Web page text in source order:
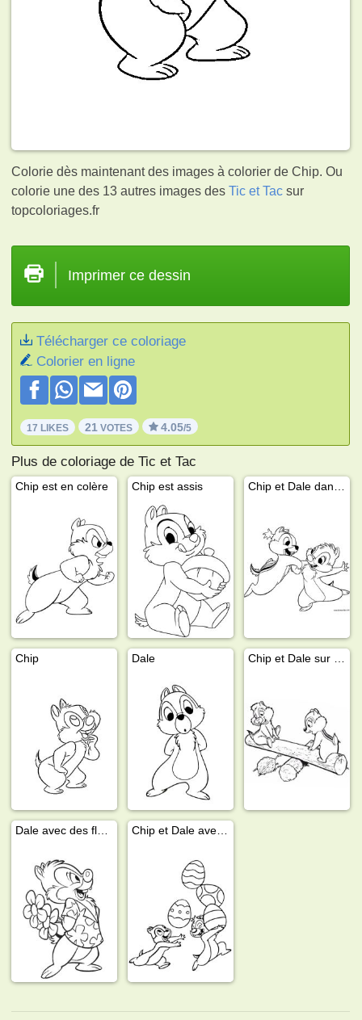
Colorie dès maintenant des images à colorier de Chip. Ou
colorie une des 13 autres images desTic et Tac sur
topcoloriages.fr
Imprimer ce dessin
Télécharger ce coloriage
Colorier en ligne
17 LIKES 21 VOTES 4.05/5
Plus de coloriage de Tic et Tac
Chip est en colère Chip est assis
Chip Dale